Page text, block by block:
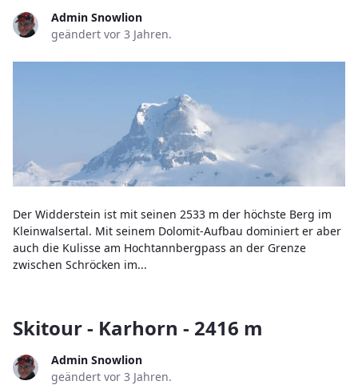
Admin Snowlion
geändert vor 3 Jahren.
Der Widderstein ist mit seinen 2533 m der höchste Berg im
Kleinwalsertal. Mit seinem Dolomit-Aufbau dominiert er aber
auch die Kulisse am Hochtannbergpass an der Grenze
zwischen Schröcken im...
Skitour - Karhorn - 2416 m
Admin Snowlion
geändert vor 3 Jahren.